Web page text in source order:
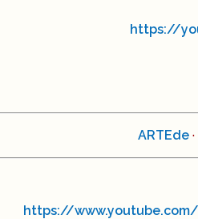
https://
ARTEde
https://www.youtube.com/